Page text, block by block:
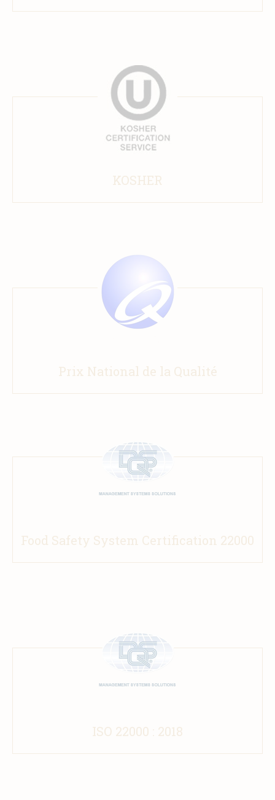
KOSHER
Prix National de la Qualité
Food Safety System Certification 22000
ISO 22000 : 2018